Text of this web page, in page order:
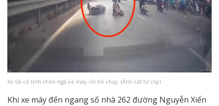
Xe tải cố tình chèn ngã xe máy rồi bỏ chạy. (Ảnh cắt từ clip)
Khi xe máy đến ngang số nhà 262 đường Nguyễn Xiển